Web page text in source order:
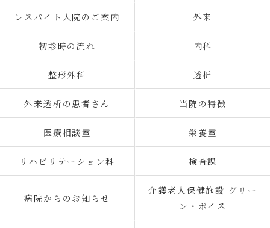
レスパイト入院のご案内 外来
初診時の流れ 内科
整形外科 透析
外来透析の患者さん 当院の特徴
医療相談室 栄養室
リハビリテーション科 検査課
病院からのお知らせ
介護老人保健施設 グリー
ン・ボイス